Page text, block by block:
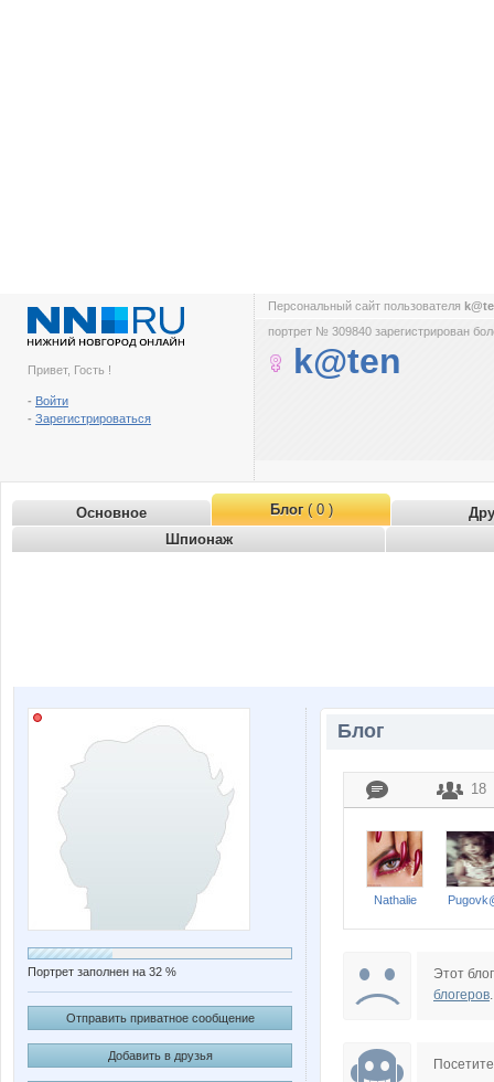
Привет, Гость !
- Войти
- Зарегистрироваться
Персональный сайт пользователя
портрет № 309840 зарегистрирован
k@ten
Основное Блог( 0 )
Шпионаж
Портрет заполнен на 32 %
Отправить приватное сообщение
Добавить в друзья
Блог
18
Nathalie
Этот
блогеров.